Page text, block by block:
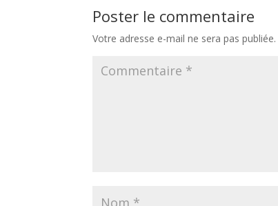
Poster le commentaire
Votre adresse e-mail ne sera pas publiée.